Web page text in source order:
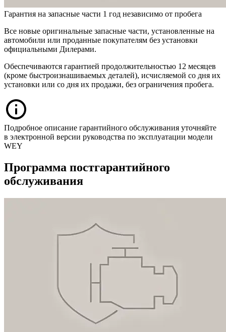
Гарантия на запасные части 1 год независимо от пробега
Все новые оригинальные запасные части, установленные на
автомобили или проданные покупателям без установки
официальными Дилерами.
Обеспечиваются гарантией продолжительностью 12 месяцев
(кроме быстроизнашиваемых деталей), исчисляемой cо дня их
установки или со дня их продажи, без ограничения пробега.
Подробное описание гарантийного обслуживания уточняйте
в электронной версии руководства по эксплуатации модели
WEY
Программа постгарантийного
обслуживания